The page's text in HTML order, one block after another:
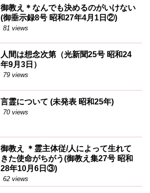
御教え＊なんでも決めるのがいけない
(御垂示録8号 昭和27年4月1日②)
81 views
人間は想念次第（光新聞25号 昭和24
年9月3日）
79 views
言霊について (未発表 昭和25年)
70 views
御教え ＊霊主体従/人によって生れて
きた使命がちがう(御教え集27号 昭和
28年10月6日③)
62 views